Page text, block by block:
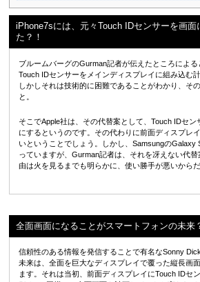
iPhone7sには、元々Touch IDセンサーを画面
た？！
ブルームバーグのGurman記者が伝えたところによる
Touch IDセンサーをメインディスプレイに組み込む
しかしそれは技術的に困難であることがわかり、そ
と。
そこでApple社は、その代替案として、Touch IDセ
にするというのです。その代わりに前面ディスプレ
いということでしょう。しかし、SamsungのGalaxy
っていますが、Gurman記者は、それを冴えない代
由は火を見るまでも明らかに、使い勝手が悪いから
全面画面になることがスマートフォンの未来
信頼性のある情報を発信することで有名なSonny
未来は、全面を巨大なディスプレイで覆った縦長画
ます。それは当初、前面ディスプレイにTouch IDセ